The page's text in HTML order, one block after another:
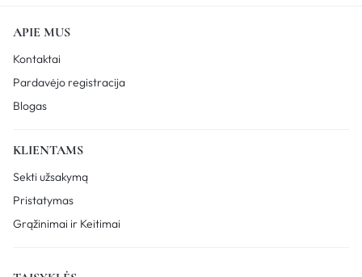
APIE MUS
Kontaktai
Pardavėjo registracija
Blogas
KLIENTAMS
Sekti užsakymą
Pristatymas
Grąžinimai ir Keitimai